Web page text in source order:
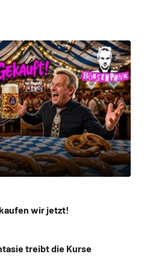
wir jetzt!
treibt die Kurse